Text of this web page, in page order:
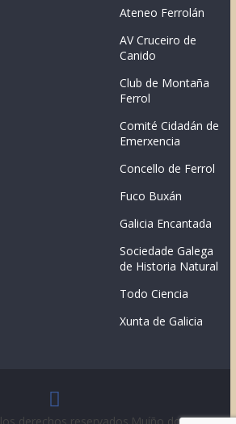
Ateneo Ferrolán
AV Cruceiro de
Canido
Club de Montaña
Ferrol
Comité Cidadán de
Emerxencia
Concello de Ferrol
Fuco Buxán
Galicia Encantada
Sociedade Galega
de Historia Natural
Todo Ciencia
Xunta de Galicia